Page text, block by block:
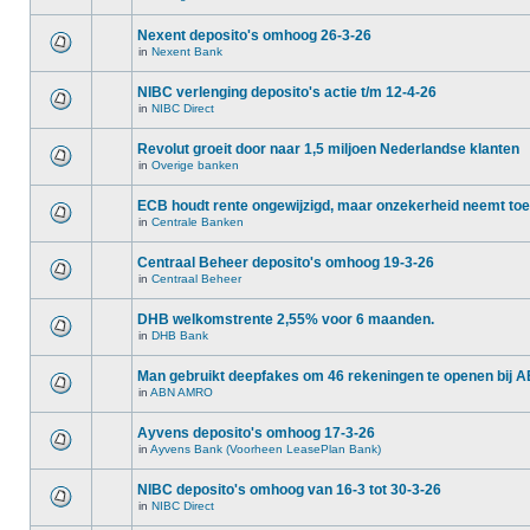
Nexent deposito's omhoog 26-3-26
in Nexent Bank
NIBC verlenging deposito's actie t/m 12-4-26
in NIBC Direct
Revolut groeit door naar 1,5 miljoen Nederlandse klanten
in Overige banken
ECB houdt rente ongewijzigd, maar onzekerheid neemt
in Centrale Banken
Centraal Beheer deposito's omhoog 19-3-26
in Centraal Beheer
DHB welkomstrente 2,55% voor 6 maanden.
in DHB Bank
Man gebruikt deepfakes om 46 rekeningen te openen bij
in ABN AMRO
Ayvens deposito's omhoog 17-3-26
in Ayvens Bank (Voorheen LeasePlan Bank)
NIBC deposito's omhoog van 16-3 tot 30-3-26
in NIBC Direct